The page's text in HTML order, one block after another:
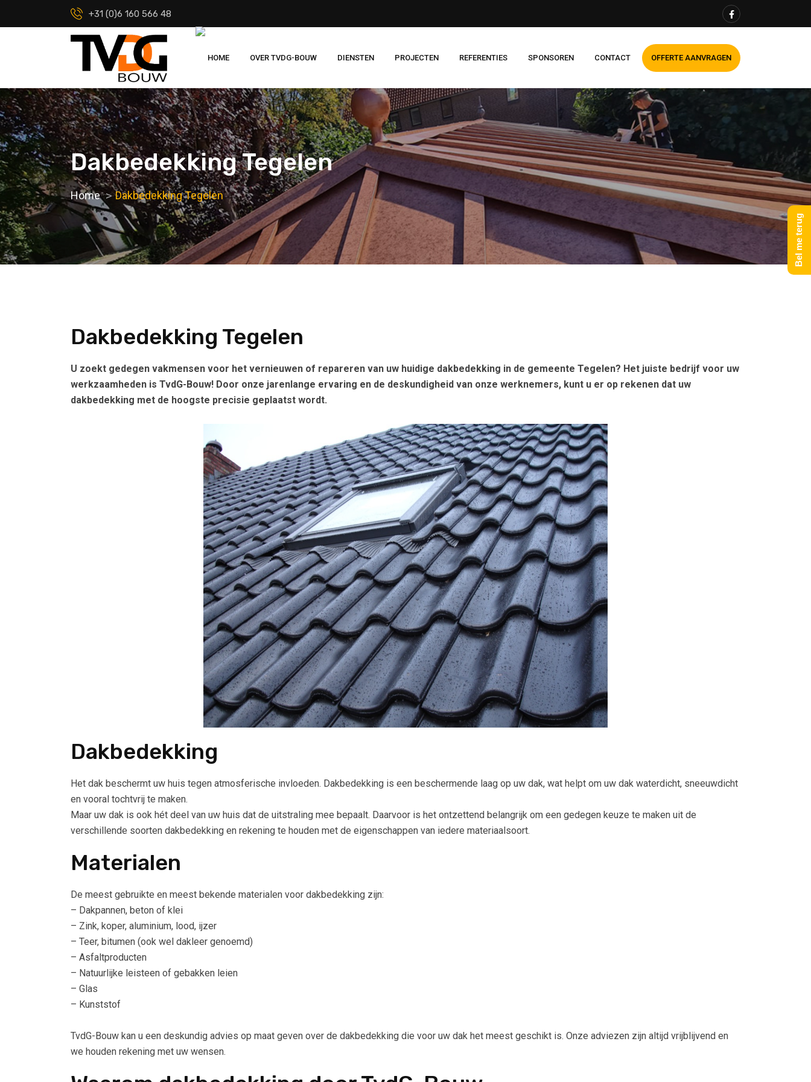
+31 (0)6 160 566 48
HOME OVER TVDG-BOUW DIENSTEN PROJECTEN REFERENTIES SPONSOREN CONTACT OFFERTE AANVRAGEN
Dakbedekking Tegelen
Home Dakbedekking Tegelen
Dakbedekking Tegelen
U zoekt gedegen vakmensen voor het vernieuwen of repareren van uw huidige dakbedekking in de gemeente Tegelen? Het juiste bedrijf voor uw
werkzaamheden is TvdG-Bouw! Door onze jarenlange ervaring en de deskundigheid van onze werknemers, kunt u er op rekenen dat uw
dakbedekking met de hoogste precisie geplaatst wordt.
Dakbedekking
Het dak beschermt uw huis tegen atmosferische invloeden. Dakbedekking is een beschermende laag op uw dak, wat helpt om uw dak waterdicht, sneeuwdicht
en vooral tochtvrij te maken.
Maar uw dak is ook hét deel van uw huis dat de uitstraling mee bepaalt. Daarvoor is het ontzettend belangrijk om een gedegen keuze te maken uit de
verschillende soorten dakbedekking en rekening te houden met de eigenschappen van iedere materiaalsoort.
Materialen
De meest gebruikte en meest bekende materialen voor dakbedekking zijn:
– Dakpannen, beton of klei
– Zink, koper, aluminium, lood, ijzer
– Teer, bitumen (ook wel dakleer genoemd)
– Asfaltproducten
– Natuurlijke leisteen of gebakken leien
– Glas
– Kunststof
TvdG-Bouw kan u een deskundig advies op maat geven over de dakbedekking die voor uw dak het meest geschikt is. Onze adviezen zijn altijd vrijblijvend en
we houden rekening met uw wensen.
Bel me terug